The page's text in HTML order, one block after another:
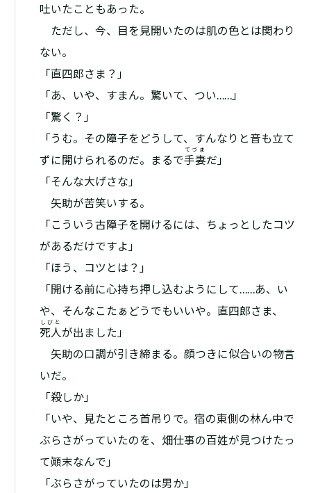
吐いたこともあった。
ただし、今、目を見開いたのは肌の色とは関わり
ない。
「直四郎さま？」
「あ、いや、すまん。驚いて、つい……」
「驚く？」
「うむ。その障子をどうして、すんなりと音も立て
ずに開けられるのだ。まるで手妻
てづま
だ」
「そんな大げさな」
矢助が苦笑いする。
「こういう古障子を開けるには、ちょっとしたコツ
があるだけですよ」
「ほう、コツとは？」
「開ける前に心持ち押し込むようにして……あ、い
や、そんなこたぁどうでもいいや。直四郎さま、
死人
しびと
が出ました」
矢助の口調が引き締まる。顔つきに似合いの物言
いだ。
「殺しか」
「いや、見たところ首吊りで。宿の東側の林ん中で
ぶらさがっていたのを、畑仕事の百姓が見つけたっ
て顚末なんで」
「ぶらさがっていたのは男か」